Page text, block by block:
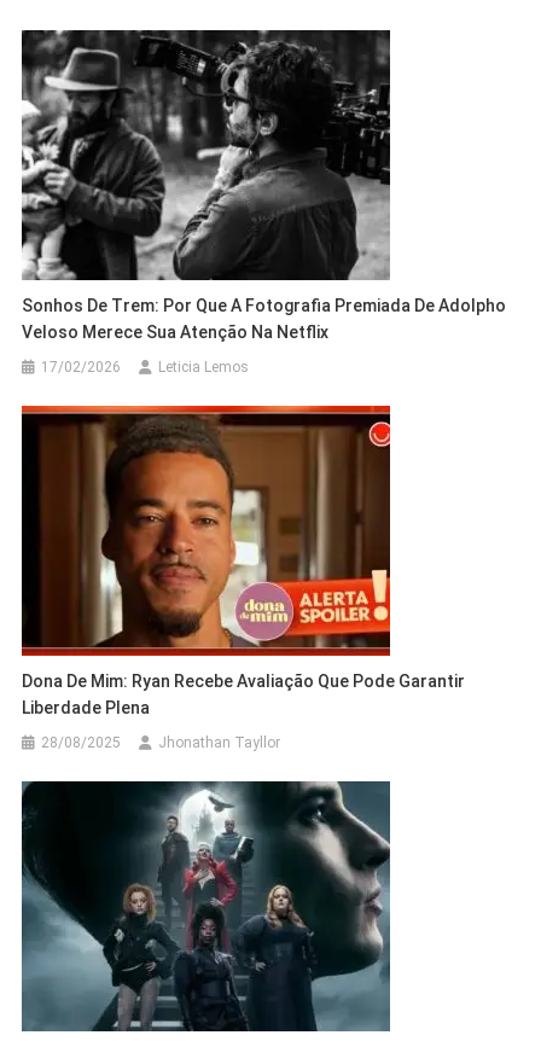
Sonhos De Trem: Por Que A Fotografia Premiada De Adolpho
Veloso Merece Sua Atenção Na Netflix
17/02/2026 Leticia Lemos
Dona De Mim: Ryan Recebe Avaliação Que Pode Garantir
Liberdade Plena
28/08/2025 Jhonathan Tayllor